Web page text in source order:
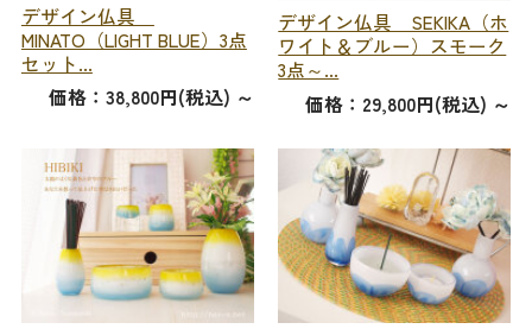
デザイン仏具
MINATO（LIGHT BLUE）3点
セット...
価格：38,800円(税込) ～
デザイン仏具 SEKIKA（ホ
ワイト＆ブルー）スモーク
3点～...
価格：29,800円(税込) ～